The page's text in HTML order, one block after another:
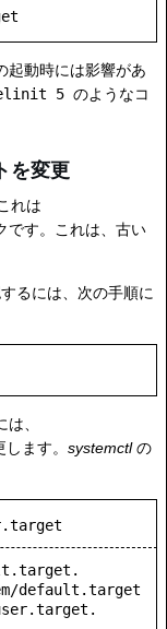
起動時には影響があ
5 のようなコ
を変更
れは
です。これは、古い
るには、次の手順に
、
します。systemctlの
default.target